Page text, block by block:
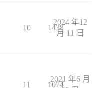
10 1438
2024 年12
月 11 日
11 1074
2021 年6 月